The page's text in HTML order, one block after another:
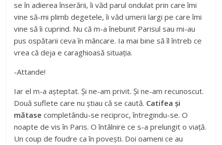
se în adierea înserării, îi văd parul ondulat prin care îmi
vine să-mi plimb degetele, îi văd umerii largi pe care îmi
vine să îi cuprind. Nu că m-a înebunit Parisul sau mi-au
pus ospătarii ceva în mâncare. Ia mai bine să îl întreb ce
vrea că deja e caraghioasă situația.
-Attande!
Iar el m-a așteptat. Și ne-am privit. Și ne-am recunoscut.
Două suflete care nu știau că se caută. Catifea și
mătase completându-se reciproc, întregindu-se. O
noapte de vis în Paris. O întâlnire ce s-a prelungit o viață.
Un coup de foudre ca în povești. Doi oameni ce au